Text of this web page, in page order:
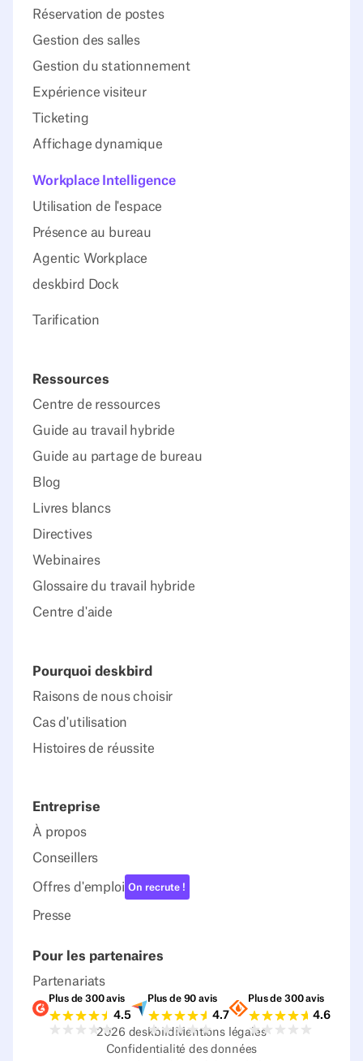
Réservation de postes
Gestion des salles
Gestion du stationnement
Expérience visiteur
Ticketing
Affichage dynamique
Workplace Intelligence
Utilisation de l'espace
Présence au bureau
Agentic Workplace
deskbird Dock
Tarification
Ressources
Centre de ressources
Guide au travail hybride
Guide au partage de bureau
Blog
Livres blancs
Directives
Webinaires
Glossaire du travail hybride
Centre d'aide
Pourquoi deskbird
Raisons de nous choisir
Cas d'utilisation
Histoires de réussite
Entreprise
À propos
Conseillers
Offres d'emploi On recrute !
Presse
Pour les partenaires
Partenariats
Notes G2
Plus de 300 avis
4.5
Notes Capterra
Plus de 90 avis
4.7
Notes
Plus de 300 avis
4.6
2026 deskbirdMentions légales
Confidentialité des données